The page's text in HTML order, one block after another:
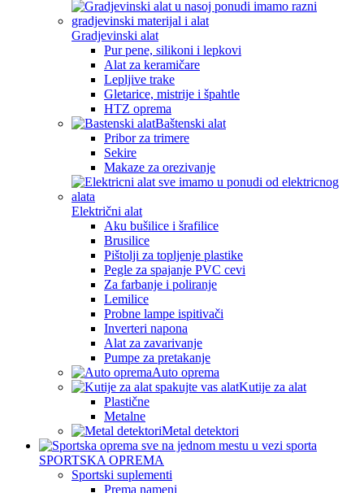
Gradjevinski alat
Pur pene, silikoni i lepkovi
Alat za keramičare
Lepljive trake
Gletarice, mistrije i špahtle
HTZ oprema
Baštenski alat
Pribor za trimere
Sekire
Makaze za orezivanje
Električni alat
Aku bušilice i šrafilice
Brusilice
Pištolji za topljenje plastike
Pegle za spajanje PVC cevi
Za farbanje i poliranje
Lemilice
Probne lampe ispitivači
Inverteri napona
Alat za zavarivanje
Pumpe za pretakanje
Auto oprema
Kutije za alat
Plastične
Metalne
Metal detektori
SPORTSKA OPREMA
Sportski suplementi
Prema nameni